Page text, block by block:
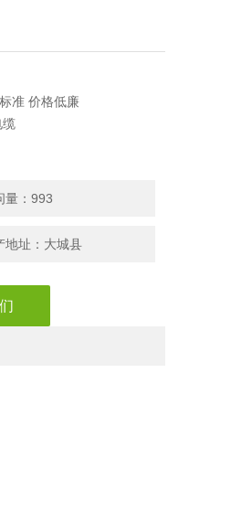
准 价格低廉
缆
蔽控制电缆
屏蔽铠装钢带控制电缆
量：993
地址：大城县